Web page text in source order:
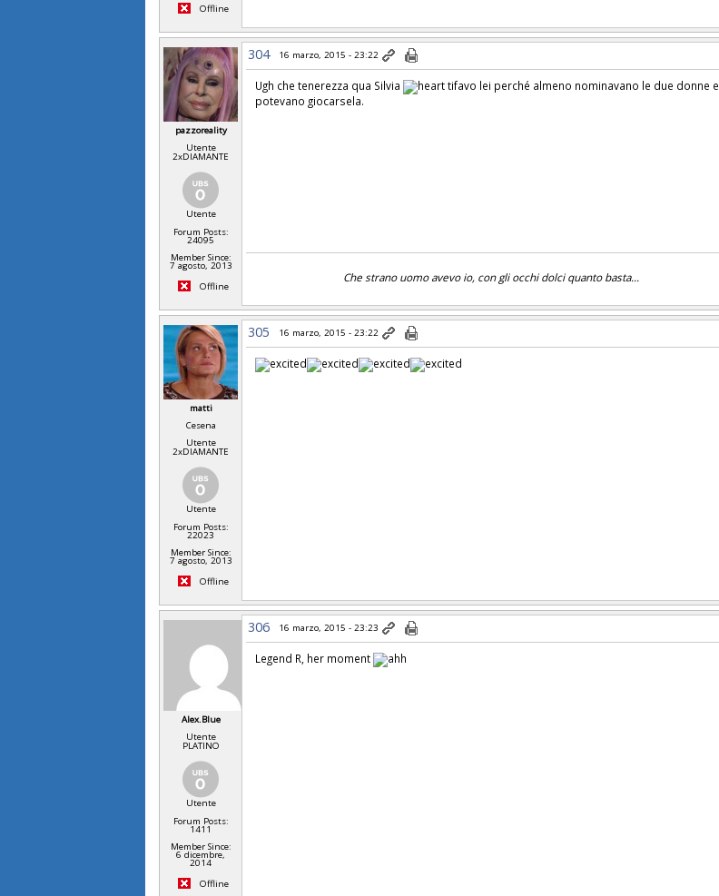
Offline
pazzoreality
Utente
2xDIAMANTE
Utente
Forum Posts:
24095
Member Since:
7 agosto, 2013
Offline
304 16 marzo, 2015 - 23:22
Ugh che tenerezza qua Silvia
tifavo lei perché almeno nominavano le due donne e
potevano giocarsela.
Che strano uomo avevo io, con gli occhi dolci quanto basta...
matti
Cesena
Utente
2xDIAMANTE
Utente
Forum Posts:
22023
Member Since:
7 agosto, 2013
Offline
305 16 marzo, 2015 - 23:22
Alex.Blue
Utente
PLATINO
Utente
Forum Posts:
1411
Member Since:
6 dicembre,
2014
Offline
306 16 marzo, 2015 - 23:23
Legend R, her moment